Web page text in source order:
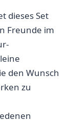
dieses Set
Freunde im
den Wunsch
zu